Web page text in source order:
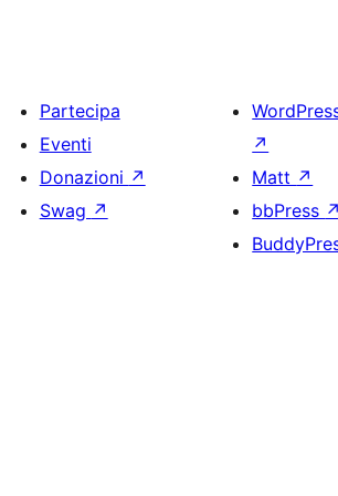
Partecipa
Eventi
Donazioni ↗
Swag ↗
↗
Matt ↗
bbPress ↗